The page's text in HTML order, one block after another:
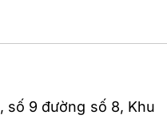
số 9 đường số 8, Khu